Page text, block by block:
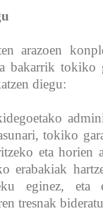
arazoen
bakarrik tokiko
diegu:
tokiko
eta horien
erabakiak
eginez, eta
tresnak